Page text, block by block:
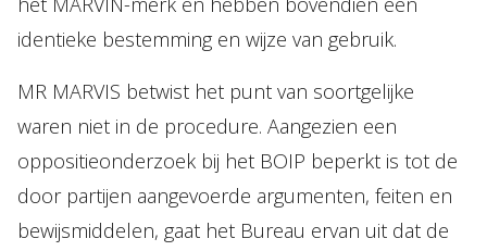
identieke bestemming en wijze van gebruik.
MR MARVIS betwist het punt van soortgelijke
waren niet in de procedure. Aangezien een
oppositieonderzoek bij het BOIP beperkt is tot de
door partijen aangevoerde argumenten, feiten en
bewijsmiddelen, gaat het Bureau ervan uit dat de